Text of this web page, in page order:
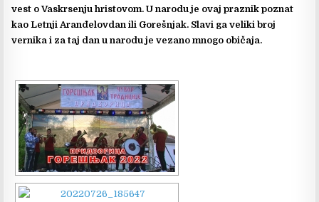
vest o Vaskrsenju hristovom. U narodu je ovaj praznik poznat
kao Letnji Aranđelovdan ili Gorešnjak. Slavi ga veliki broj
vernika i za taj dan u narodu je vezano mnogo običaja.